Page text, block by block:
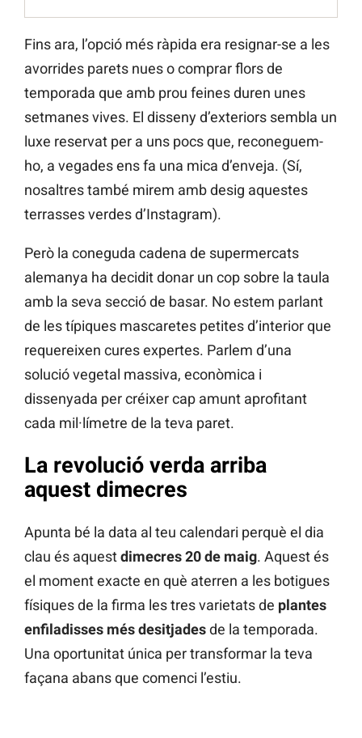
Fins ara, l’opció més ràpida era resignar-se a les
avorrides parets nues o comprar flors de
temporada que amb prou feines duren unes
setmanes vives. El disseny d’exteriors sembla un
luxe reservat per a uns pocs que, reconeguem-
ho, a vegades ens fa una mica d’enveja. (Sí,
nosaltres també mirem amb desig aquestes
terrasses verdes d’Instagram).
Però la coneguda cadena de supermercats
alemanya ha decidit donar un cop sobre la taula
amb la seva secció de basar. No estem parlant
de les típiques mascaretes petites d’interior que
requereixen cures expertes. Parlem d’una
solució vegetal massiva, econòmica i
dissenyada per créixer cap amunt aprofitant
cada mil·límetre de la teva paret.
La revolució verda arriba
aquest dimecres
Apunta bé la data al teu calendari perquè el dia
clau és aquestdimecres 20 de maig. Aquest és
el moment exacte en què aterren a les botigues
físiques de la firma les tres varietats de plantes
enfiladisses més desitjadesde la temporada.
Una oportunitat única per transformar la teva
façana abans que comenci l’estiu.